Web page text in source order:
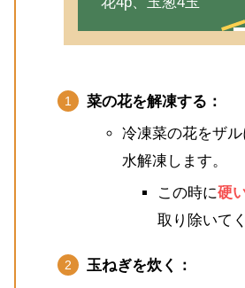
菜の花を解凍する：
冷凍菜の花をザ
水解凍します。
この時に硬
取り除いて
玉ねぎを炊く：